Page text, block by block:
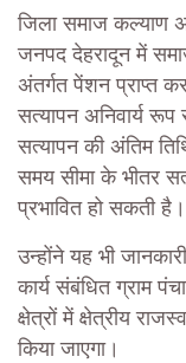
जिला समाज कल्याण
जनपद देहरादून में
अंतर्गत पेंशन प्राप्त कर
सत्यापन अनिवार्य
सत्यापन की अंतिम
समय सीमा के भीतर
प्रभावित हो सकती है।
उन्होंने यह भी
कार्य संबंधित ग्राम
क्षेत्रों में क्षेत्रीय
किया जाएगा।